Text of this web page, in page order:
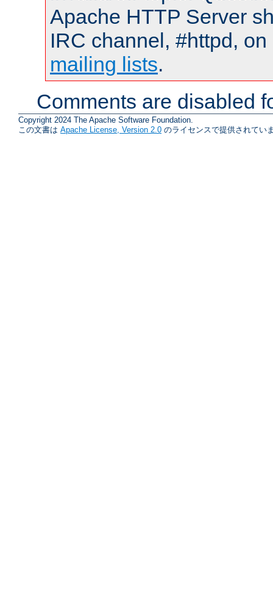
Apache HTTP Server
IRC channel, #httpd,
mailing lists.
Comments are disabled
Copyright 2024 The Apache Software Foundation.
この文書は Apache License, Version 2.0 のライセンスで提供されてい